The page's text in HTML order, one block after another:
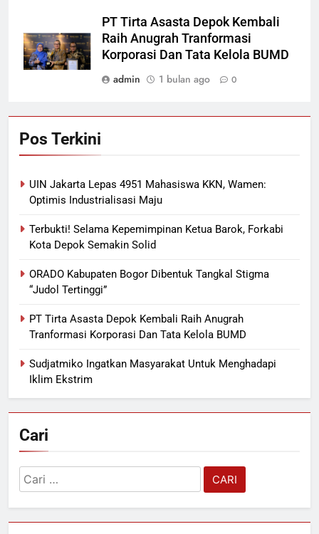
PT Tirta Asasta Depok Kembali
Raih Anugrah Tranformasi
Korporasi Dan Tata Kelola BUMD
admin
1 bulan ago 0
Pos Terkini
UIN Jakarta Lepas 4951 Mahasiswa KKN, Wamen:
Optimis Industrialisasi Maju
Terbukti! Selama Kepemimpinan Ketua Barok, Forkabi
Kota Depok Semakin Solid
ORADO Kabupaten Bogor Dibentuk Tangkal Stigma
“Judol Tertinggi”
PT Tirta Asasta Depok Kembali Raih Anugrah
Tranformasi Korporasi Dan Tata Kelola BUMD
Sudjatmiko Ingatkan Masyarakat Untuk Menghadapi
Iklim Ekstrim
Cari
Cari
untuk: